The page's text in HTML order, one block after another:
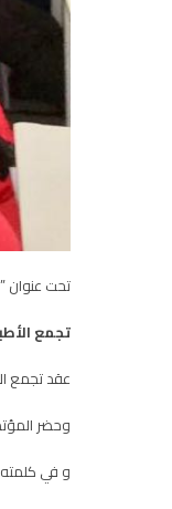
تحت عنوان
تجمع
عقد تجمع
وحضر
و في كلمته